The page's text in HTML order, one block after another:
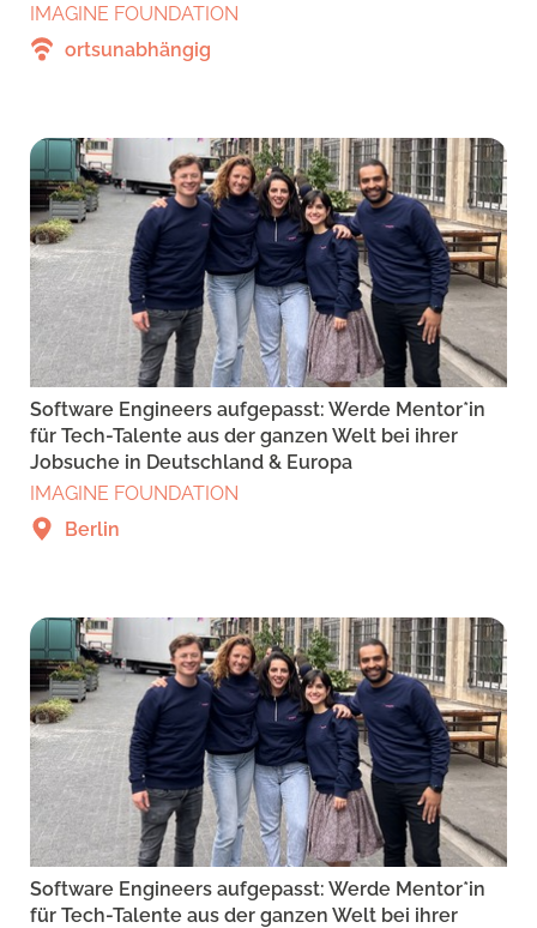
IMAGINE FOUNDATION
ortsunabhängig
Software Engineers aufgepasst: Werde Mentor*in
für Tech-Talente aus der ganzen Welt bei ihrer
Jobsuche in Deutschland & Europa
IMAGINE FOUNDATION
Berlin
Software Engineers aufgepasst: Werde Mentor*in
für Tech-Talente aus der ganzen Welt bei ihrer